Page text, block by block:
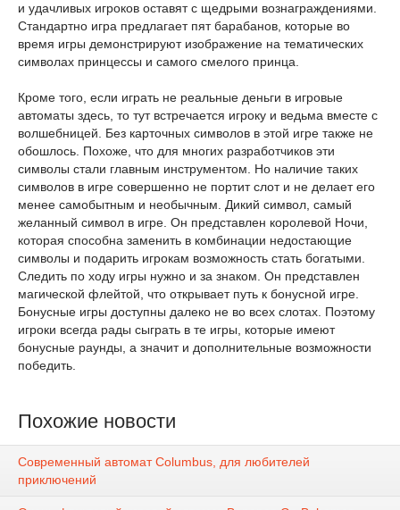
и удачливых игроков оставят с щедрыми вознаграждениями.
Стандартно игра предлагает пят барабанов, которые во
время игры демонстрируют изображение на тематических
символах принцессы и самого смелого принца.
Кроме того, если играть не реальные деньги в игровые
автоматы здесь, то тут встречается игроку и ведьма вместе с
волшебницей. Без карточных символов в этой игре также не
обошлось. Похоже, что для многих разработчиков эти
символы стали главным инструментом. Но наличие таких
символов в игре совершенно не портит слот и не делает его
менее самобытным и необычным. Дикий символ, самый
желанный символ в игре. Он представлен королевой Ночи,
которая способна заменить в комбинации недостающие
символы и подарить игрокам возможность стать богатыми.
Следить по ходу игры нужно и за знаком. Он представлен
магической флейтой, что открывает путь к бонусной игре.
Бонусные игры доступны далеко не во всех слотах. Поэтому
игроки всегда рады сыграть в те игры, которые имеют
бонусные раунды, а значит и дополнительные возможности
победить.
Похожие новости
Современный автомат Columbus, для любителей
приключений